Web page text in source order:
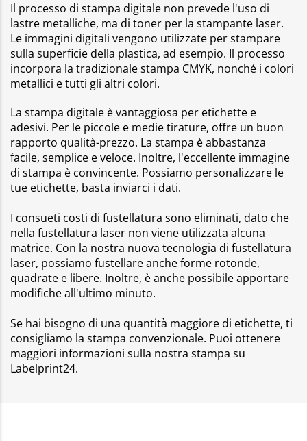
Il processo di stampa digitale non prevede l'uso di
lastre metalliche, ma di toner per la stampante laser.
Le immagini digitali vengono utilizzate per stampare
sulla superficie della plastica, ad esempio. Il processo
incorpora la tradizionale stampa CMYK, nonché i colori
metallici e tutti gli altri colori.
La stampa digitale è vantaggiosa per etichette e
adesivi. Per le piccole e medie tirature, offre un buon
rapporto qualità-prezzo. La stampa è abbastanza
facile, semplice e veloce. Inoltre, l'eccellente immagine
di stampa è convincente. Possiamo personalizzare le
tue etichette, basta inviarci i dati.
I consueti costi di fustellatura sono eliminati, dato che
nella fustellatura laser non viene utilizzata alcuna
matrice. Con la nostra nuova tecnologia di fustellatura
laser, possiamo fustellare anche forme rotonde,
quadrate e libere. Inoltre, è anche possibile apportare
modifiche all'ultimo minuto.
Se hai bisogno di una quantità maggiore di etichette, ti
consigliamo la stampa convenzionale. Puoi ottenere
maggiori informazioni sulla nostra stampa su
Labelprint24.